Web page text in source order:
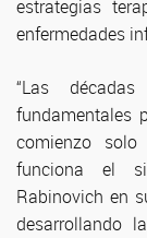
estrategias
enfermedades
“Las
fundamentales
comienzo
funciona el
Rabinovich en
desarrollando